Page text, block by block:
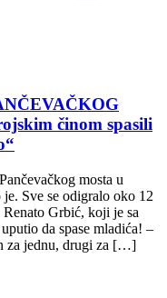
činom spasili
mosta u
Sve se odigralo oko 12
Grbić, koji je sa
da spase mladića! –
za jednu, drugi za […]